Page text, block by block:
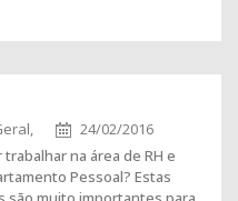
24/02/2016
trabalhar na área de RH e
Pessoal? Estas